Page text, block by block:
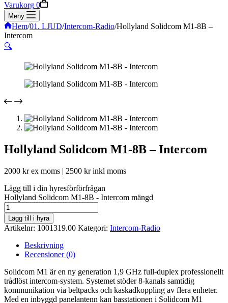
Varukorg 0
Meny
Hem/01. LJUD/Intercom-Radio/Hollyland Solidcom M1-8B –
Intercom
🔍
Hollyland Solidcom M1-8B – Intercom
2000 krex moms | 2500 krinkl moms
Lägg till i din hyresförförfrågan
Hollyland Solidcom M1-8B - Intercom mängd
Lägg till i hyra
Artikelnr: 1001319.00 Kategori: Intercom-Radio
Beskrivning
Recensioner (0)
Solidcom M1 är en ny generation 1,9 GHz full-duplex professionellt
trådlöst intercom-system. Systemet stöder 8-kanals samtidig
kommunikation via beltpacks och kaskadkoppling av flera enheter.
Med en inbyggd panelantenn kan basstationen i Solidcom M1